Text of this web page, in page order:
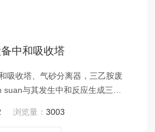
中和吸收塔
吸收塔、气砂分离器，三乙胺废
与其发生中和反应生成三乙
浏览量：3003